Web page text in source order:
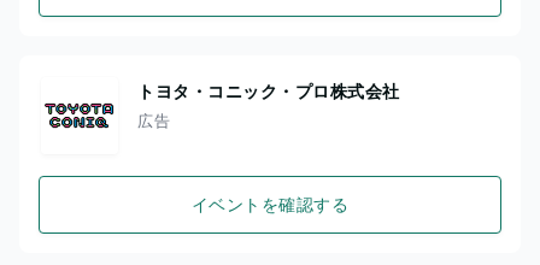
トヨタ・コニック・プロ株式会社
広告
イベントを確認する